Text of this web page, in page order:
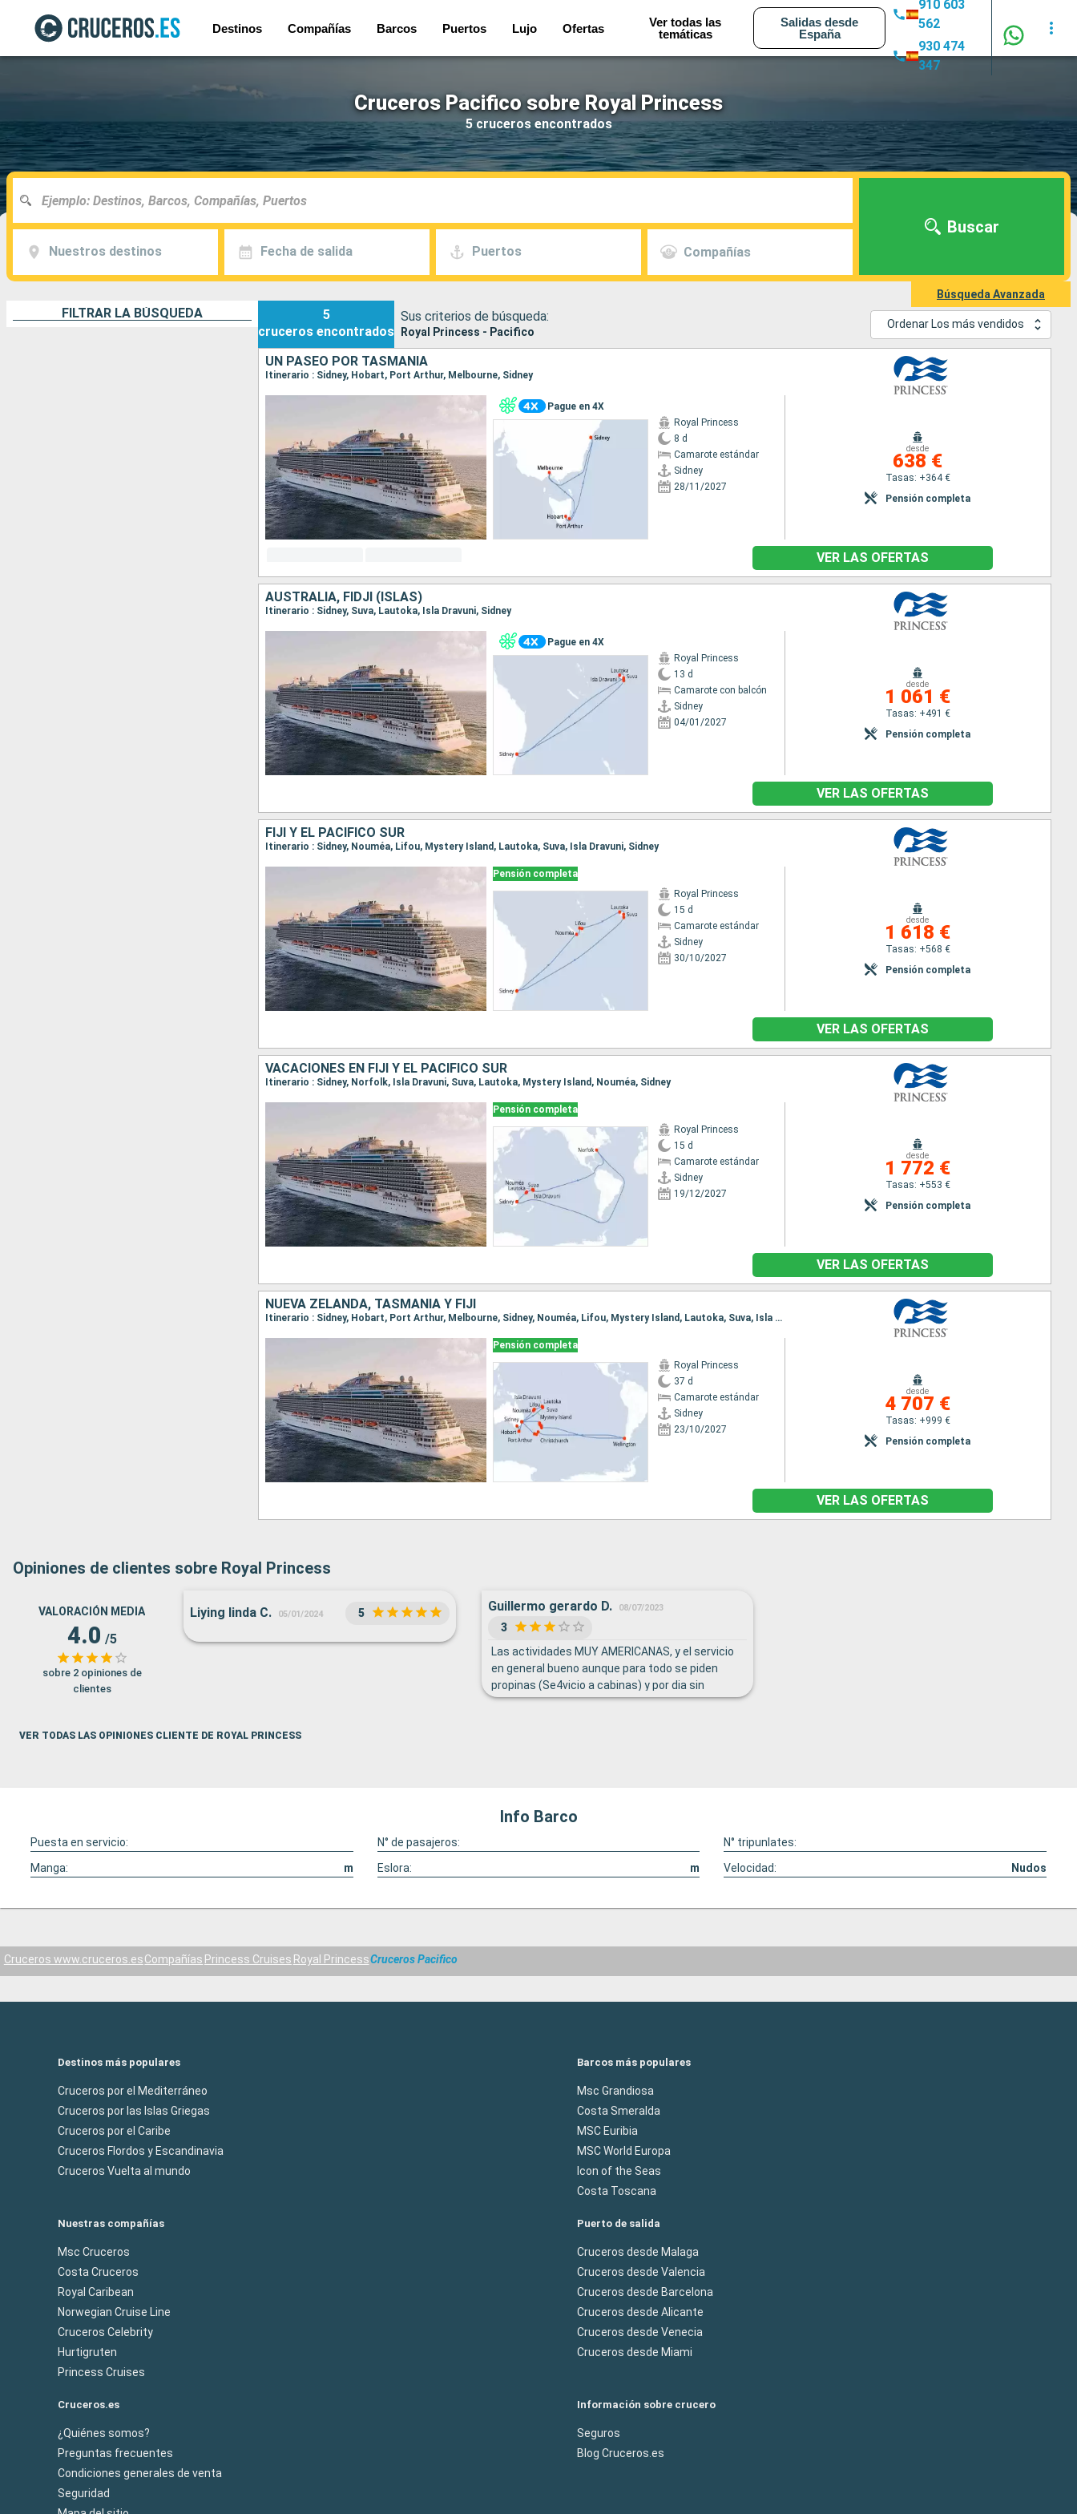
Destinos Compañías Barcos Puertos Lujo Ofertas
Ver todas las
temáticas
Salidas desde
España
910 603
562
930 474
347
Cruceros Pacifico sobre Royal Princess
5 cruceros encontrados
Nuestros destinos Fecha de salida Puertos Compañías
Buscar
Búsqueda Avanzada
FILTRAR LA BÚSQUEDA
5
cruceros encontrados
Sus criterios de búsqueda:
Royal Princess - Pacifico
Ordenar Los más vendidos
UN PASEO POR TASMANIA
Itinerario : Sidney, Hobart, Port Arthur, Melbourne, Sidney
Pague en 4X
Royal Princess
8 d
Camarote estándar
Sidney
28/11/2027
desde
638 €
Tasas: +364 €
Pensión completa
VER LAS OFERTAS
AUSTRALIA, FIDJI (ISLAS)
Itinerario : Sidney, Suva, Lautoka, Isla Dravuni, Sidney
Pague en 4X
Royal Princess
13 d
Camarote con balcón
Sidney
04/01/2027
desde
1 061 €
Tasas: +491 €
Pensión completa
VER LAS OFERTAS
FIJI Y EL PACÍFICO SUR
Itinerario : Sidney, Nouméa, Lifou, Mystery Island, Lautoka, Suva, Isla Dravuni, Sidney
Pensión completa
Royal Princess
15 d
Camarote estándar
Sidney
30/10/2027
desde
1 618 €
Tasas: +568 €
Pensión completa
VER LAS OFERTAS
VACACIONES EN FIJI Y EL PACÍFICO SUR
Itinerario : Sidney, Norfolk, Isla Dravuni, Suva, Lautoka, Mystery Island, Nouméa, Sidney
Pensión completa
Royal Princess
15 d
Camarote estándar
Sidney
19/12/2027
desde
1 772 €
Tasas: +553 €
Pensión completa
VER LAS OFERTAS
NUEVA ZELANDA, TASMANIA Y FIJI
Itinerario : Sidney, Hobart, Port Arthur, Melbourne, Sidney, Nouméa, Lifou, Mystery Island, Lautoka, Suva, Isla Dravuni, Sidney, Bay of islands, Tauranga, Auckland, Napier, Wellington, Christchurch, Dunedin, Fjordland, Sidney
Pensión completa
Royal Princess
37 d
Camarote estándar
Sidney
23/10/2027
desde
4 707 €
Tasas: +999 €
Pensión completa
VER LAS OFERTAS
Opiniones de clientes sobre Royal Princess
VALORACIÓN MEDIA
4.0 /5
sobre 2 opiniones de
clientes
Liying linda C. 05/01/2024 5 Guillermo gerardo D. 08/07/2023
3
Las actividades MUY AMERICANAS, y el servicio
en general bueno aunque para todo se piden
propinas (Se4vicio a cabinas) y por dia sin
importar la calidad del servicio. El sistema no
VER TODAS LAS OPINIONES CLIENTE DE ROYAL PRINCESS
Info Barco
Puesta en servicio: N° de pasajeros:
N° tripunlates:
Manga:
m Eslora: m Velocidad: Nudos
Cruceros www.cruceros.esCompañías Princess Cruises Royal PrincessCruceros Pacifico
Destinos más populares
Cruceros por el Mediterráneo
Cruceros por las Islas Griegas
Cruceros por el Caribe
Cruceros Flordos y Escandinavia
Cruceros Vuelta al mundo
Barcos más populares
Msc Grandiosa
Costa Smeralda
MSC Euribia
MSC World Europa
Icon of the Seas
Costa Toscana
Nuestras compañías
Msc Cruceros
Costa Cruceros
Royal Caribean
Norwegian Cruise Line
Cruceros Celebrity
Hurtigruten
Princess Cruises
Puerto de salida
Cruceros desde Malaga
Cruceros desde Valencia
Cruceros desde Barcelona
Cruceros desde Alicante
Cruceros desde Venecia
Cruceros desde Miami
Cruceros.es
¿Quiénes somos?
Preguntas frecuentes
Condiciones generales de venta
Seguridad
Información sobre crucero
Seguros
Blog Cruceros.es